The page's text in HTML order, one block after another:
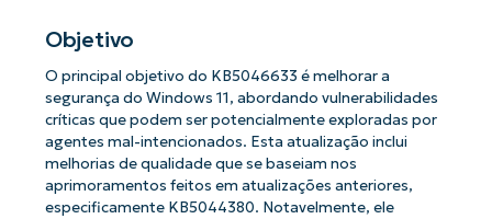
Objetivo
O principal objetivo do KB5046633 é melhorar a
segurança do Windows 11, abordando vulnerabilidades
críticas que podem ser potencialmente exploradas por
agentes mal-intencionados. Esta atualização inclui
melhorias de qualidade que se baseiam nos
aprimoramentos feitos em atualizações anteriores,
especificamente KB5044380. Notavelmente, ele